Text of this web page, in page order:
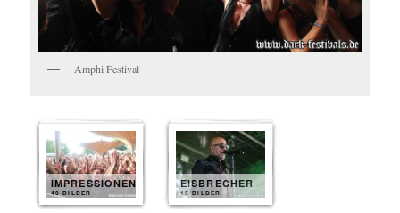
Amphi Festival
IMPRESSIONEN
40 BILDER
EISBRECHER
15 BILDER